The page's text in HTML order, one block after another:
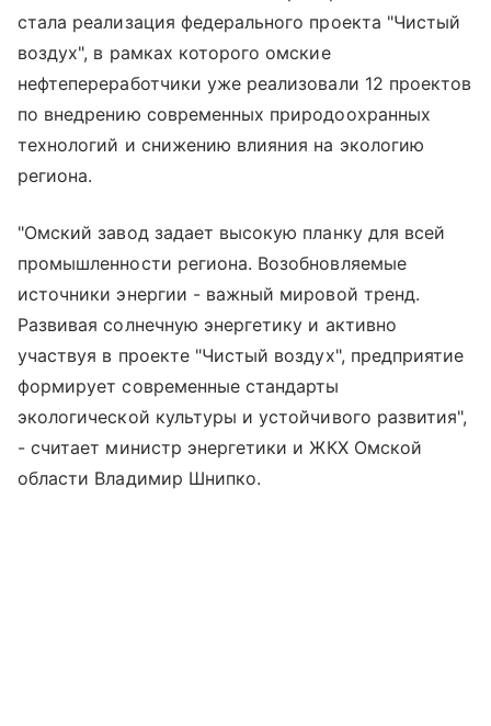
стала реализация федерального проекта "Чистый
воздух", в рамках которого омские
нефтепереработчики уже реализовали 12 проектов
по внедрению современных природоохранных
технологий и снижению влияния на экологию
региона.
"Омский завод задает высокую планку для всей
промышленности региона. Возобновляемые
источники энергии - важный мировой тренд.
Развивая солнечную энергетику и активно
участвуя в проекте "Чистый воздух", предприятие
формирует современные стандарты
экологической культуры и устойчивого развития",
- считает министр энергетики и ЖКХ Омской
области Владимир Шнипко.